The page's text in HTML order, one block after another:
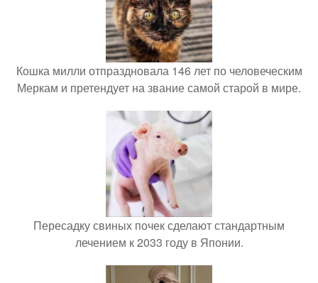
Кошка милли отпраздновала 146 лет по человеческим
Меркам и претендует на звание самой старой в мире.
Пересадку свиных почек сделают стандартным
лечением к 2033 году в Японии.